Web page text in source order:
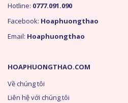
HOAPHUONGTHAO.COM
Về chúng tôi
Liên hệ với chúng tôi
Hotline: 0777.091.090
Facebook: Hoaphuongthao
Email: Hoaphuongthao